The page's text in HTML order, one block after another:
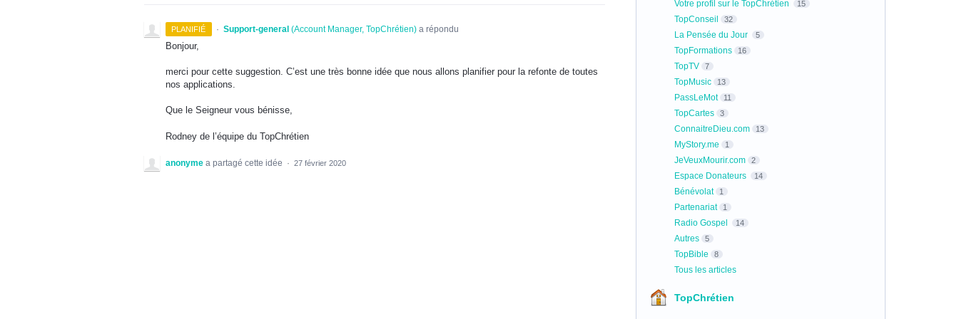
PLANIFIÉ · Support-general (Account Manager, TopChrétien)a répondu
Bonjour,
merci pour cette suggestion. C’est une très bonne idée que nous allons planifier pour la refonte de toutes
nos applications.
Que le Seigneur vous bénisse,
Rodney de l’équipe du TopChrétien
anonyme a partagé cette idée · 27 février 2020
Votre profil sur le TopChrétien 15
TopConseil 32
La Pensée du Jour 5
TopFormations 16
TopTV 7
TopMusic 13
PassLeMot 11
TopCartes 3
ConnaitreDieu.com 13
MyStory.me 1
JeVeuxMourir.com 2
Espace Donateurs 14
Bénévolat 1
Partenariat 1
Radio Gospel 14
Autres 5
TopBible 8
Tous les articles
TopChrétien